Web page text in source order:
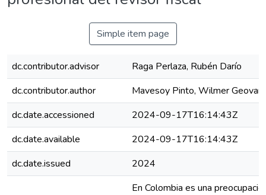
Simple item page
dc.contributor.advisor
Raga Perlaza, Rubén Darío
dc.contributor.author
Mavesoy Pinto, Wilmer
dc.date.accessioned
2024-09-17T16:14:43Z
dc.date.available
2024-09-17T16:14:43Z
dc.date.issued
2024
En Colombia es una